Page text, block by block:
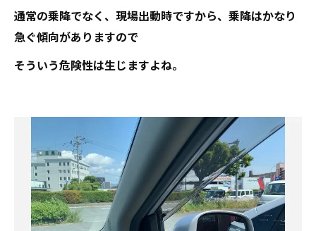
通常の乗降でなく、現場出動時ですから、乗降はかなり
急ぐ傾向がありますので
そういう危険性は生じますよね。